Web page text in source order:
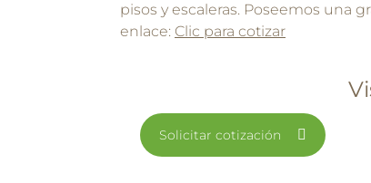
pisos y escaleras. Poseemos una
enlace: Clic para cotizar
Solicitar cotización